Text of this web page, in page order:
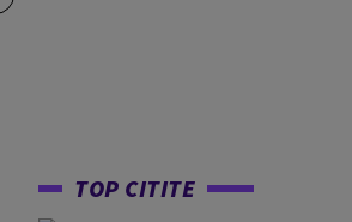
TOP CITITE